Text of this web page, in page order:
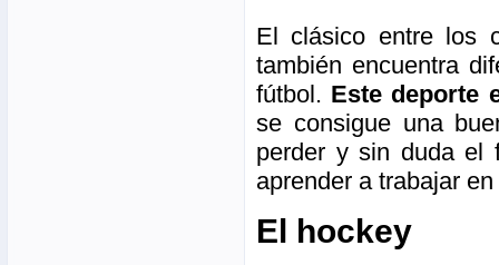
El clásico entre los
también encuentra
fútbol. Este deporte
se consigue una
perder y sin duda el
aprender a trabajar
El hockey